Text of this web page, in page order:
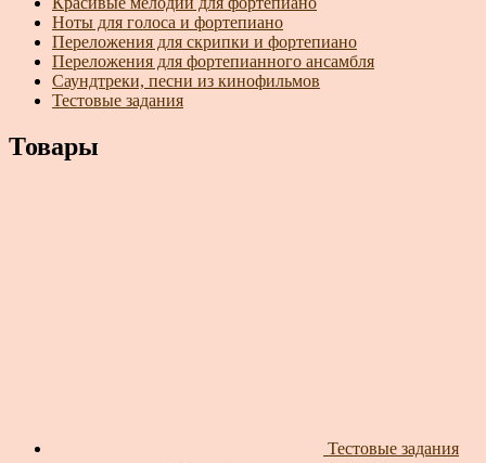
Ноты для голоса и фортепиано
Переложения для скрипки и фортепиано
Переложения для фортепианного ансамбля
Саундтреки, песни из кинофильмов
Тестовые задания
Товары
Тестовые задания